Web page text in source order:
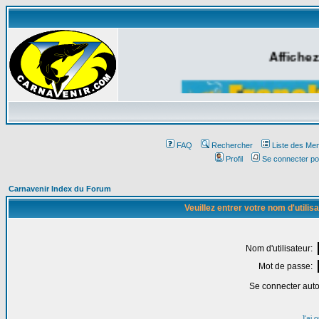
FAQ Rechercher
Liste des
Profil
Se connecter
Carnavenir Index du Forum
Veuillez entrer votre nom
Nom d'utilisateur:
Mot de passe:
Se connecter